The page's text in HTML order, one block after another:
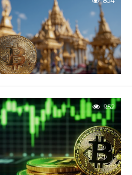
952